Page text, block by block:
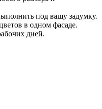
под вашу задумку.
в одном фасаде.
дней.